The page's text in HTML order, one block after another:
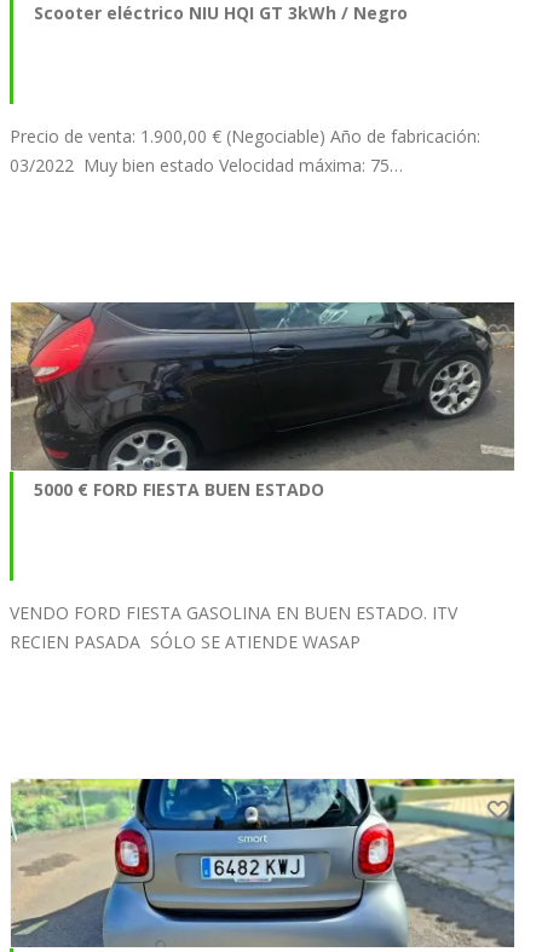
Scooter eléctrico NIU HQI GT 3kWh / Negro
Precio de venta: 1.900,00 € (Negociable) Año de fabricación:
03/2022 Muy bien estado Velocidad máxima: 75…
5000 € FORD FIESTA BUEN ESTADO
VENDO FORD FIESTA GASOLINA EN BUEN ESTADO. ITV
RECIEN PASADA SÓLO SE ATIENDE WASAP